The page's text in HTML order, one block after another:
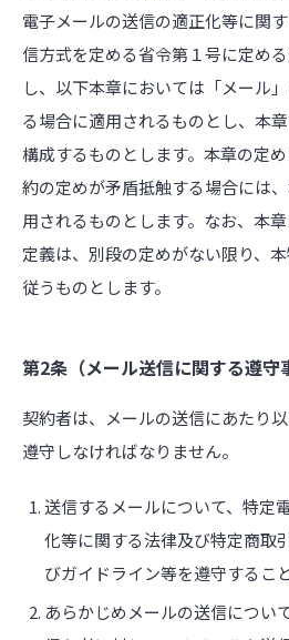
電子メールの送信の適正化等に関
信方式を定める省令第１号に定め
し、以下本章においては「メール
る場合に適用されるものとし、本
構成するものとします。本章の定
約の定めが矛盾抵触する場合には
用されるものとします。なお、本
定義は、別段の定めがない限り、
従うものとします。
第2条（メール送信に関する遵守
契約者は、メールの送信にあたり
遵守しなければなりません。
送信するメールについて、特定
化等に関する法律及び特定商取
びガイドライン等を遵守すること
あらかじめメールの送信につい